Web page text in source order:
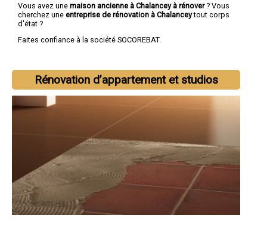
Vous avez une maison ancienne à Chalancey à rénover? Vous
cherchez une entreprise de rénovation à Chalanceytout corps
d'état ?
Faites confiance à la société SOCOREBAT.
Rénovation d’appartement et studios